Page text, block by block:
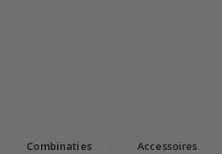
Combinaties Accessoires